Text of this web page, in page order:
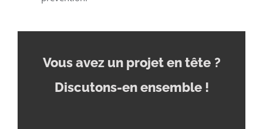
Vous avez un projet en tête ?
Discutons-en ensemble !